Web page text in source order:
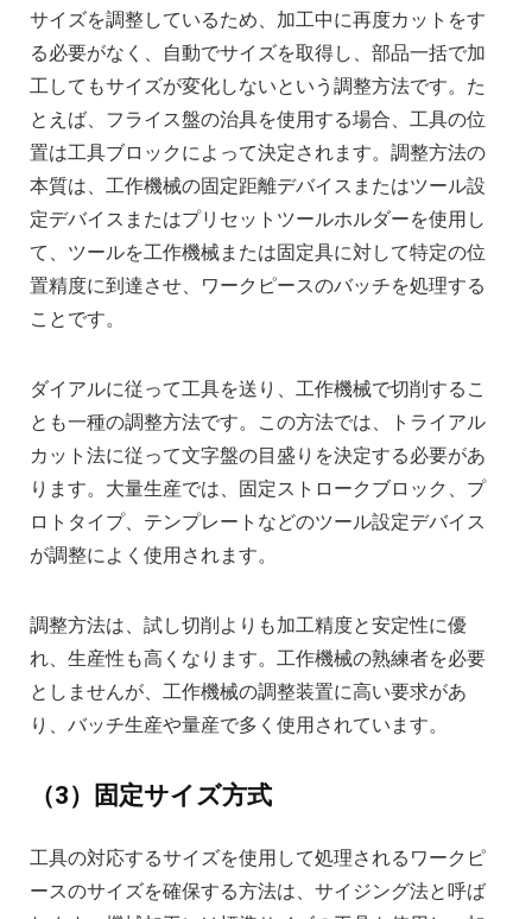
サイズを調整しているため、加工中に再度カットをす
る必要がなく、自動でサイズを取得し、部品一括で加
工してもサイズが変化しないという調整方法です。た
とえば、フライス盤の治具を使用する場合、工具の位
置は工具ブロックによって決定されます。調整方法の
本質は、工作機械の固定距離デバイスまたはツール設
定デバイスまたはプリセットツールホルダーを使用し
て、ツールを工作機械または固定具に対して特定の位
置精度に到達させ、ワークピースのバッチを処理する
ことです。
ダイアルに従って工具を送り、工作機械で切削するこ
とも一種の調整方法です。この方法では、トライアル
カット法に従って文字盤の目盛りを決定する必要があ
ります。大量生産では、固定ストロークブロック、プ
ロトタイプ、テンプレートなどのツール設定デバイス
が調整によく使用されます。
調整方法は、試し切削よりも加工精度と安定性に優
れ、生産性も高くなります。工作機械の熟練者を必要
としませんが、工作機械の調整装置に高い要求があ
り、バッチ生産や量産で多く使用されています。
（3）固定サイズ方式
工具の対応するサイズを使用して処理されるワークピ
ースのサイズを確保する方法は、サイジング法と呼ば